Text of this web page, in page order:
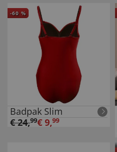
-60 %
Badpak Slim
€24,99€ 9,99